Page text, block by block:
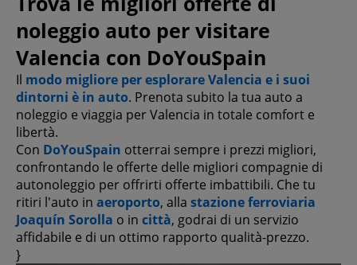
noleggio auto per visitare
Valencia con DoYouSpain
Il modo migliore per esplorare Valencia e i suoi
dintorni è in auto. Prenota subito la tua auto a
noleggio e viaggia per Valencia in totale comfort e
libertà.
Con DoYouSpain otterrai sempre i prezzi migliori,
confrontando le offerte delle migliori compagnie di
autonoleggio per offrirti offerte imbattibili. Che tu
ritiri l'auto in aeroporto, alla stazione ferroviaria
Joaquín Sorolla o in città, godrai di un servizio
affidabile e di un ottimo rapporto qualità-prezzo.
}